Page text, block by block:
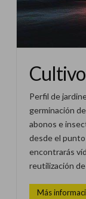
Cultivo
Perfil de
germinación
abonos e
desde el
encontrarás
reutilización
Más